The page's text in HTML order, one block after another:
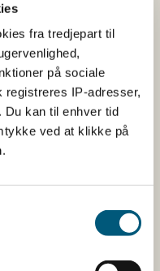
fra tredjepart til
på sociale
registreres IP-adresser,
Du kan til enhver tid
ved at klikke på
kosttilskud,
virksomhed, der har
produktet